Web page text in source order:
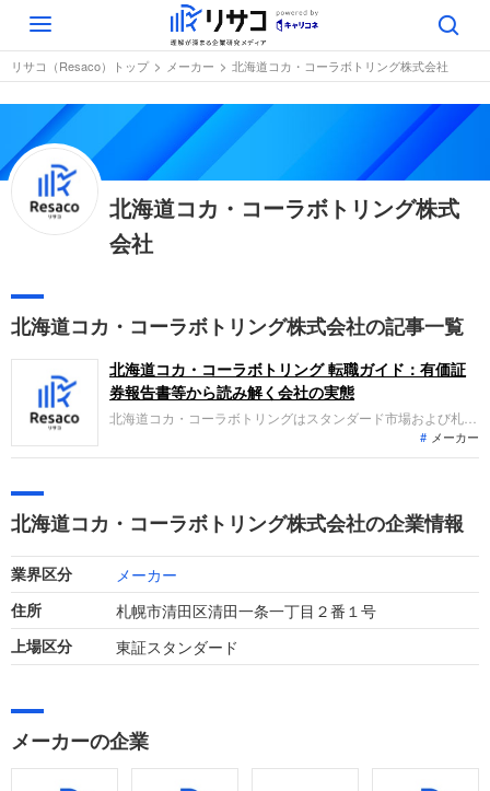
Toggle
navigation
リサコ（Resaco）トップ メーカー 北海道コカ・コーラボトリング株式会社
北海道コカ・コーラボトリング株式
会社
北海道コカ・コーラボトリング株式会社の記事一覧
北海道コカ・コーラボトリング 転職ガイド：有価証
券報告書等から読み解く会社の実態
北海道コカ・コーラボトリングはスタンダード市場および札幌
証券取引所に上場し、北海道全域を対象とした飲料の製造・販
売事業を展開しています。主力商品の販売拡大や自動販売機ビ
進しています。
メーカー
北海道コカ・コーラボトリング株式会社の企業情報
業界区分 メーカー
住所 札幌市清田区清田一条一丁目２番１号
上場区分 東証スタンダード
メーカーの企業